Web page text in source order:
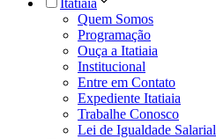
Itatiaia
Quem Somos
Programação
Ouça a Itatiaia
Institucional
Entre em Contato
Expediente Itatiaia
Trabalhe Conosco
Lei de Igualdade Salarial